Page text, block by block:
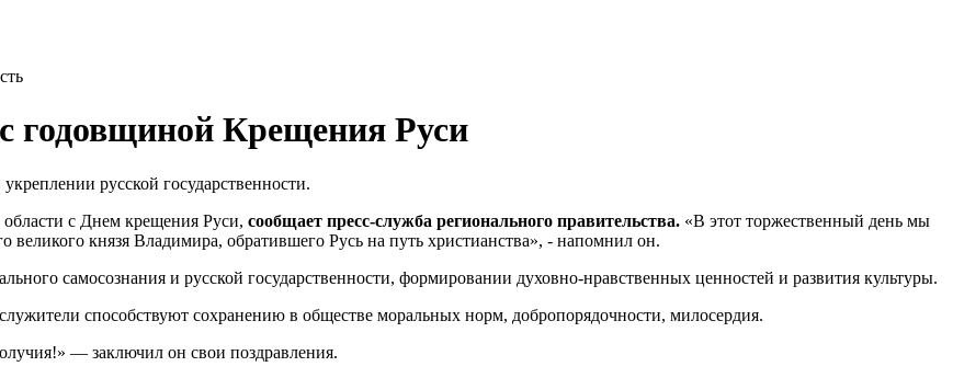
годовщиной Крещения Руси
русской государственности.
с Днем крещения Руси, сообщает пресс-служба регионального правительства. «В этот торжественный день мы
великого князя Владимира, обратившего Русь на путь христианства», - напомнил он.
самосознания и русской государственности, формировании духовно-нравственных ценностей и развития культуры.
способствуют сохранению в обществе моральных норм, добропорядочности, милосердия.
— заключил он свои поздравления.